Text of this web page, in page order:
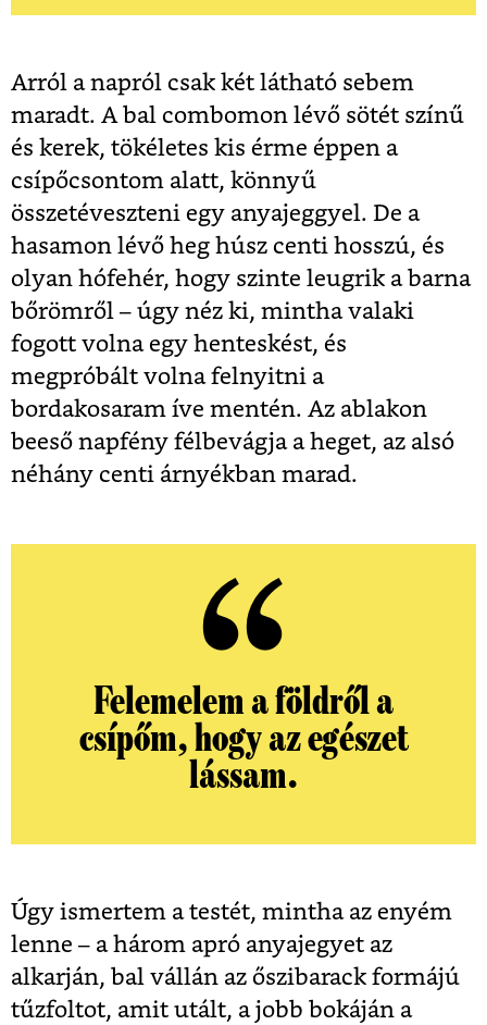
Arról a napról csak két látható sebem
maradt. A bal combomon lévő sötét színű
és kerek, tökéletes kis érme éppen a
csípőcsontom alatt, könnyű
összetéveszteni egy anyajeggyel. De a
hasamon lévő heg húsz centi hosszú, és
olyan hófehér, hogy szinte leugrik a barna
bőrömről – úgy néz ki, mintha valaki
fogott volna egy henteskést, és
megpróbált volna felnyitni a
bordakosaram íve mentén. Az ablakon
beeső napfény félbevágja a heget, az alsó
néhány centi árnyékban marad.
Felemelem a földről a
csípőm, hogy az egészet
lássam.
Úgy ismertem a testét, mintha az enyém
lenne – a három apró anyajegyet az
alkarján, bal vállán az őszibarack formájú
tűzfoltot, amit utált, a jobb bokáján a